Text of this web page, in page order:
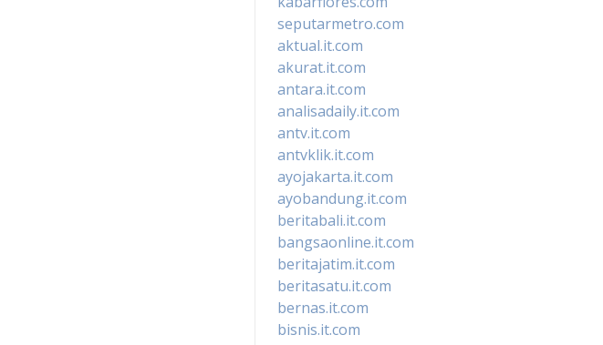
seputarmetro.com
aktual.it.com
akurat.it.com
antara.it.com
analisadaily.it.com
antv.it.com
antvklik.it.com
ayojakarta.it.com
ayobandung.it.com
beritabali.it.com
bangsaonline.it.com
beritajatim.it.com
beritasatu.it.com
bernas.it.com
bisnis.it.com